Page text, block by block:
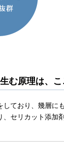
む原理は、こ
ており、幾層に
セリカット添加